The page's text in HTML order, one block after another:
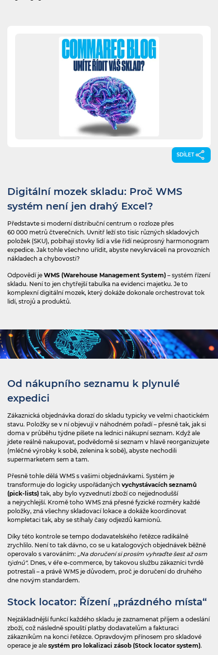
SDÍLET
Digitální mozek skladu: Proč WMS
systém není jen drahý Excel?
Představte si moderní distribuční centrum o rozloze přes
60 000 metrů čtverečních. Uvnitř leží sto tisíc různých skladových
položek (SKU), pobíhají stovky lidí a vše řídí neúprosný harmonogram
expedice. Jak tohle všechno uřídit, abyste nevykrváceli na provozních
nákladech a chybovosti?
Odpovědí je WMS (Warehouse Management System) – systém řízení
skladu. Není to jen chytřejší tabulka na evidenci majetku. Je to
komplexní digitální mozek, který dokáže dokonale orchestrovat tok
lidí, strojů a produktů.
Od nákupního seznamu k plynulé
expedici
Zákaznická objednávka dorazí do skladu typicky ve velmi chaotickém
stavu. Položky se v ní objevují v náhodném pořadí – přesně tak, jak si
doma v průběhu týdne píšete na lednici nákupní seznam. Když ale
jdete reálně nakupovat, podvědomě si seznam v hlavě reorganizujete
(mléčné výrobky k sobě, zelenina k sobě), abyste nechodili
supermarketem sem a tam.
Přesně tohle dělá WMS s vašimi objednávkami. Systém je
transformuje do logicky uspořádaných vychystávacích seznamů
(pick‍-‍lists) tak, aby bylo vyzvednutí zboží co nejjednodušší
a nejrychlejší. Kromě toho WMS zná přesné fyzické rozměry každé
položky, zná všechny skladovací lokace a dokáže koordinovat
kompletaci tak, aby se stíhaly časy odjezdů kamionů.
Díky této kontrole se tempo dodavatelského řetězce radikálně
zrychlilo. Není to tak dávno, co se u katalogových objednávek běžně
operovalo s varováním: „Na doručení si prosím vyhraďte šest až osm
týdnů“. Dnes, v éře e‍-‍commerce, by takovou službu zákazníci tvrdě
potrestali – a právě WMS je důvodem, proč je doručení do druhého
dne novým standardem.
Stock locator: Řízení „prázdného místa“
Nejzákladnější funkcí každého skladu je zaznamenat příjem a odeslání
zboží, což následně spouští platby dodavatelům a fakturaci
zákazníkům na konci řetězce. Opravdovým přínosem pro skladové
operace je ale systém pro lokalizaci zásob (Stock locator system).